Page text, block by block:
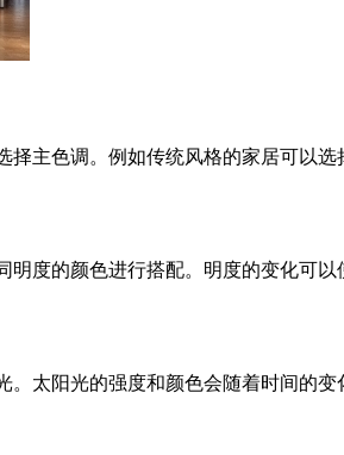
主色调。例如传统风格的家居可以
度的颜色进行搭配。明度的变化可
太阳光的强度和颜色会随着时间的